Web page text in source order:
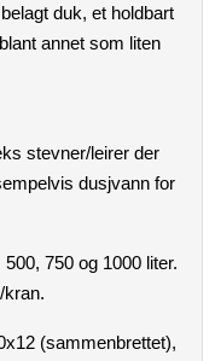
duk, et holdbart
annet som liten
stevner/leirer der
dusjvann for
750 og 1000 liter.
kran.
(sammenbrettet),